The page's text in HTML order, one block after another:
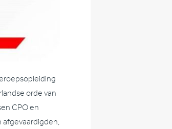
orde van
CPO en
afgevaardigden,